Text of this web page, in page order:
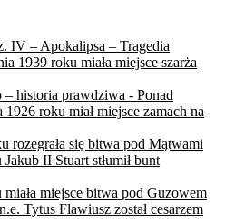
IV – Apokalipsa – Tragedia
1939 roku miała miejsce szarża
historia prawdziwa - Ponad
1926 roku miał miejsce zamach na
rozegrała się bitwa pod Mątwami
II Stuart stłumił bunt
miejsce bitwa pod Guzowem
Tytus Flawiusz został cesarzem